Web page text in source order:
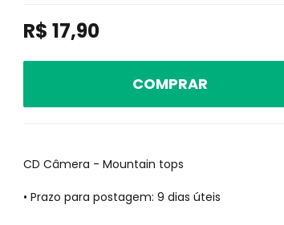
R$ 17,90
COMPRAR
CD Câmera - Mountain tops
• Prazo para postagem: 9 dias úteis